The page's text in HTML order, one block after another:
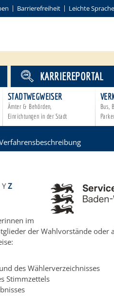
Barrierefreiheit Leichte Sprache
STADTWEGWEISER
Ämter & Behörden,
Einrichtungen in der Stadt
Bus,
KARRIEREPORTAL
Y Z
im
der Wahlvorstände oder
des Wählerverzeichnisses
Stimmzettels